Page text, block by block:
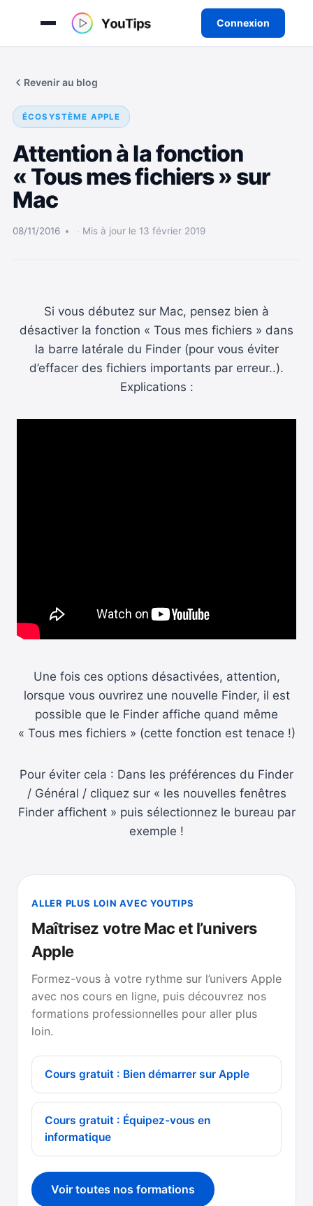
Connexion
Revenir au blog
ÉCOSYSTÈME APPLE
Attention à la fonction
« Tous mes fichiers » sur
Mac
08/11/2016 Mis à jour le 13 février 2019
Si vous débutez sur Mac, pensez bien à
désactiver la fonction « Tous mes fichiers » dans
la barre latérale du Finder (pour vous éviter
d’effacer des fichiers importants par erreur..).
Explications :
Une fois ces options désactivées, attention,
lorsque vous ouvrirez une nouvelle Finder, il est
possible que le Finder affiche quand même
« Tous mes fichiers » (cette fonction est tenace !)
Pour éviter cela : Dans les préférences du Finder
/ Général / cliquez sur « les nouvelles fenêtres
Finder affichent » puis sélectionnez le bureau par
exemple !
ALLER PLUS LOIN AVEC YOUTIPS
Maîtrisez votre Mac et l’univers
Apple
Formez-vous à votre rythme sur l’univers Apple
avec nos cours en ligne, puis découvrez nos
formations professionnelles pour aller plus
loin.
Cours gratuit : Bien démarrer sur Apple
Cours gratuit : Équipez-vous en
informatique
Voir toutes nos formations